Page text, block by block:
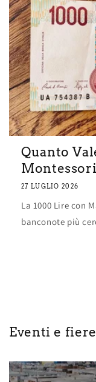
Quanto
27 LUGLIO 2026
La 1000 Lire con
banconote più
Eventi e fiere